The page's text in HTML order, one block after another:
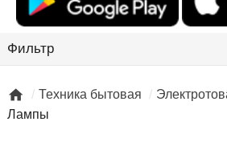
Фильтр
 Техника бытовая
Лампы